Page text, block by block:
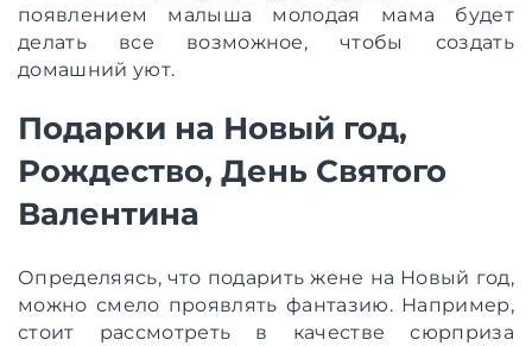
появлением малыша молодая мама будет
делать все возможное, чтобы создать
домашний уют.
Подарки на Новый год,
Рождество, День Святого
Валентина
Определяясь, что подарить жене на Новый год,
можно смело проявлять фантазию. Например,
стоит рассмотреть в качестве сюрприза